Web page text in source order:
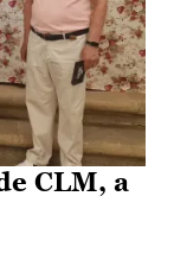
CLM, a